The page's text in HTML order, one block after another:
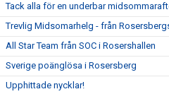
Tack alla för en underbar
Trevlig Midsomarhelg - från
All Star Team från SOC i Rosershallen
Sverige poänglösa i Rosersberg
Upphittade nycklar!